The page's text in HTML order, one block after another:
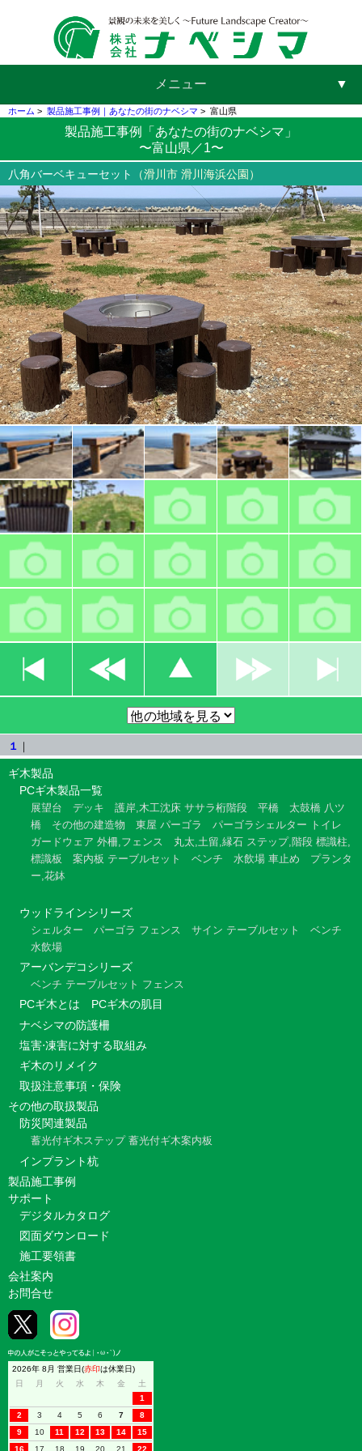
メニュー ▼
▼
▼
▼
ホーム > 製品施工事例｜あなたの街のナベシマ > 富山県
製品施工事例「あなたの街のナベシマ」
〜富山県／1〜
八角バーベキューセット （滑川市 滑川海浜公園）
１ ｜
ギ木製品
PCギ木製品一覧
展望台 デッキ 護岸,木工沈床 ササラ桁階段 平橋 太鼓橋 八ツ
橋
その他の建造物 東屋 パーゴラ パーゴラシェルター トイレ
ガードウェア 外柵,フェンス 丸太,土留,縁石 ステップ,階段 標識柱,
標識板
案内板 テーブルセット ベンチ 水飲場 車止め
プランタ
ー,花鉢
ウッドラインシリーズ
シェルター パーゴラ フェンス サイン テーブルセット
ベンチ
水飲場
アーバンデコシリーズ
ベンチ テーブルセット フェンス
PCギ木とは
PCギ木の肌目
ナベシマの防護柵
塩害⋅凍害に対する取組み
ギ木のリメイク
取扱注意事項・保険
その他の取扱製品
防災関連製品
蓄光付ギ木ステップ 蓄光付ギ木案内板
インプラント杭
製品施工事例
サポート
デジタルカタログ
図面ダウンロード
施工要領書
会社案内
お問合せ
2026年 8月 営業日(赤印は休業日)
日
月 火 水 木 金
土
1
2
3 4 5 6 7
8
9
10 11 12 13 14
15
16
17 18 19 20 21 22